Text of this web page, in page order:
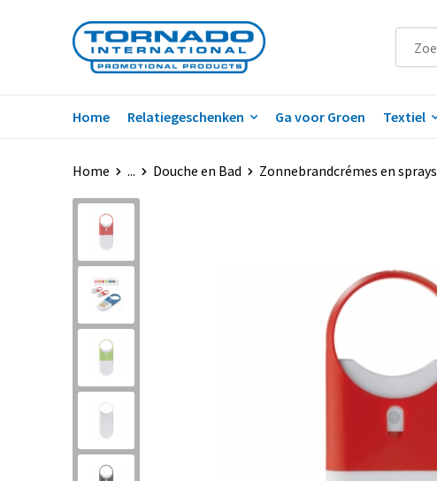
Home Relatiegeschenken Ga voor Groen Textiel
Home ... Douche en Bad Zonnebrandcrémes en sprays